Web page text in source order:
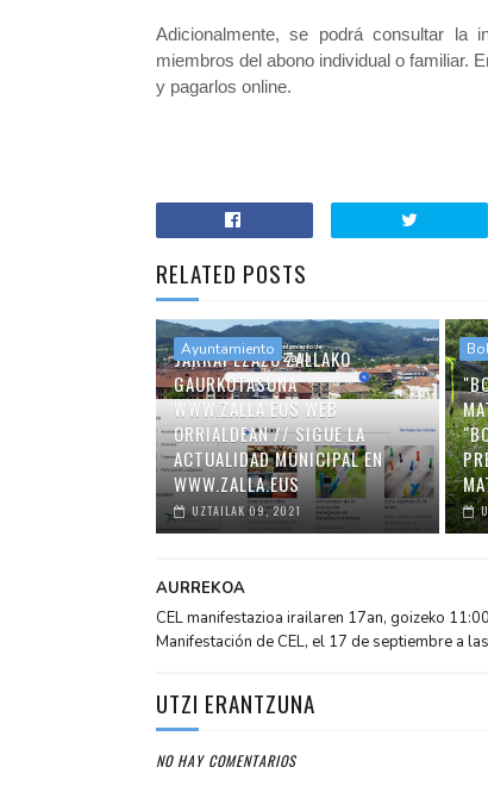
Adicionalmente, se podrá consultar la
miembros del abono individual o familiar.
y pagarlos online.
RELATED POSTS
Ayuntamiento
JARRAI EZAZU ZALLAKO
GAURKOTASUNA
WWW.ZALLA.EUS WEB
ORRIALDEAN // SIGUE LA
ACTUALIDAD MUNICIPAL EN
WWW.ZALLA.EUS
UZTAILAK 09, 2021
AURREKOA
CEL manifestazioa irailaren 17an, goizeko
Manifestación de CEL, el 17 de septiembre a
UTZI ERANTZUNA
NO HAY COMENTARIOS